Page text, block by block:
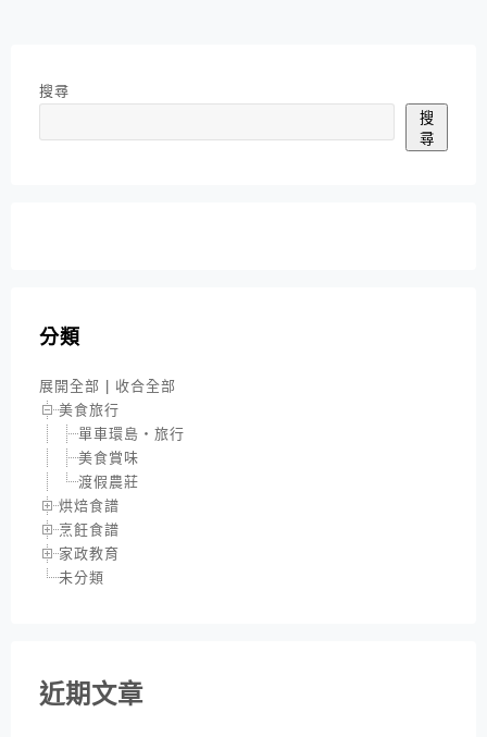
搜尋
搜
尋
分類
展開全部 | 收合全部
美食旅行
單車環島‧旅行
美食賞味
渡假農莊
烘焙食譜
烹飪食譜
家政教育
未分類
近期文章